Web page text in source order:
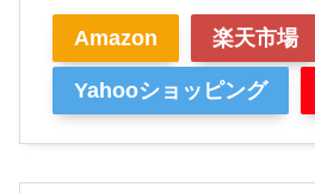
Amazon 楽天市場
Yahooショッピング